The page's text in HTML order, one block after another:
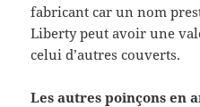
fabricant car un nom
Liberty peut avoir une
celui d’autres couverts.
Les autres poinçons en